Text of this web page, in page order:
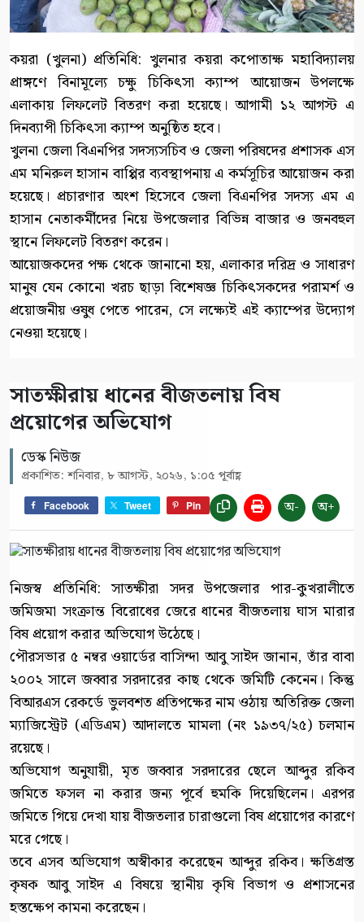
কয়রা (খুলনা) প্রতিনিধি: খুলনার কয়রা কপোতাক্ষ মহাবিদ্যালয়
প্রাঙ্গণে বিনামূল্যে চক্ষু চিকিৎসা ক্যাম্প আয়োজন উপলক্ষে
এলাকায় লিফলেট বিতরণ করা হয়েছে। আগামী ১২ আগস্ট এ
দিনব্যাপী চিকিৎসা ক্যাম্প অনুষ্ঠিত হবে।
খুলনা জেলা বিএনপির সদস্যসচিব ও জেলা পরিষদের প্রশাসক এস
এম মনিরুল হাসান বাপ্পির ব্যবস্থাপনায় এ কর্মসূচির আয়োজন করা
হয়েছে। প্রচারণার অংশ হিসেবে জেলা বিএনপির সদস্য এম এ
হাসান নেতাকর্মীদের নিয়ে উপজেলার বিভিন্ন বাজার ও জনবহুল
স্থানে লিফলেট বিতরণ করেন।
আয়োজকদের পক্ষ থেকে জানানো হয়, এলাকার দরিদ্র ও সাধারণ
মানুষ যেন কোনো খরচ ছাড়া বিশেষজ্ঞ চিকিৎসকদের পরামর্শ ও
প্রয়োজনীয় ওষুধ পেতে পারেন, সে লক্ষ্যেই এই ক্যাম্পের উদ্যোগ
নেওয়া হয়েছে।
সাতক্ষীরায় ধানের বীজতলায় বিষ
প্রয়োগের অভিযোগ
ডেস্ক নিউজ
প্রকাশিত: শনিবার, ৮ আগস্ট, ২০২৬, ১:০৫ পূর্বাহ্ণ
Facebook Tweet Pin অ- অ+
নিজস্ব প্রতিনিধি: সাতক্ষীরা সদর উপজেলার পার-কুখরালীতে
জমিজমা সংক্রান্ত বিরোধের জেরে ধানের বীজতলায় ঘাস মারার
বিষ প্রয়োগ করার অভিযোগ উঠেছে।
পৌরসভার ৫ নম্বর ওয়ার্ডের বাসিন্দা আবু সাইদ জানান, তাঁর বাবা
২০০২ সালে জব্বার সরদারের কাছ থেকে জমিটি কেনেন। কিন্তু
বিআরএস রেকর্ডে ভুলবশত প্রতিপক্ষের নাম ওঠায় অতিরিক্ত জেলা
ম্যাজিস্ট্রেট (এডিএম) আদালতে মামলা (নং ১৯৩৭/২৫) চলমান
রয়েছে।
অভিযোগ অনুযায়ী, মৃত জব্বার সরদারের ছেলে আব্দুর রকিব
জমিতে ফসল না করার জন্য পূর্বে হুমকি দিয়েছিলেন। এরপর
জমিতে গিয়ে দেখা যায় বীজতলার চারাগুলো বিষ প্রয়োগের কারণে
মরে গেছে।
তবে এসব অভিযোগ অস্বীকার করেছেন আব্দুর রকিব। ক্ষতিগ্রস্ত
কৃষক আবু সাইদ এ বিষয়ে স্থানীয় কৃষি বিভাগ ও প্রশাসনের
হস্তক্ষেপ কামনা করেছেন।